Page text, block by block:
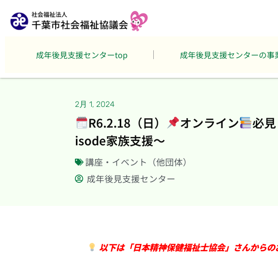
成年後見支援センターtop 成年後見支援センターの事
2月 1, 2024
R6.2.18（日） オンライン
必
isode家族支援～
講座・イベント（他団体）
成年後見支援センター
以下は「日本精神保健福祉士協会」さんからの